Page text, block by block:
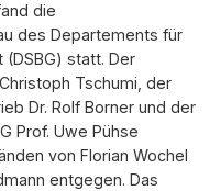
die
des Departements für
statt. Der
Tschumi, der
Dr. Rolf Borner und der
Prof. Uwe Pühse
von Florian Wochel
entgegen. Das